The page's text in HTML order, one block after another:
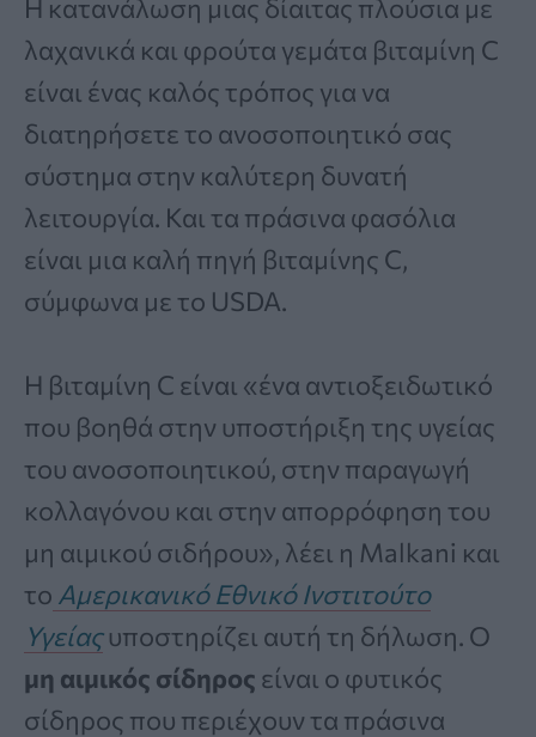
Η κατανάλωση μιας δίαιτας πλούσια με
λαχανικά και φρούτα γεμάτα βιταμίνη C
είναι ένας καλός τρόπος για να
διατηρήσετε το ανοσοποιητικό σας
σύστημα στην καλύτερη δυνατή
λειτουργία. Και τα πράσινα φασόλια
είναι μια καλή πηγή βιταμίνης C,
σύμφωνα με το USDA.
Η βιταμίνη C είναι «ένα αντιοξειδωτικό
που βοηθά στην υποστήριξη της υγείας
του ανοσοποιητικού, στην παραγωγή
κολλαγόνου και στην απορρόφηση του
μη αιμικού σιδήρου», λέει η Malkani και
το Αμερικανικό Εθνικό Ινστιτούτο
Υγείαςυποστηρίζει αυτή τη δήλωση. Ο
μη αιμικός σίδηρος είναι ο φυτικός
σίδηρος που περιέχουν τα πράσινα